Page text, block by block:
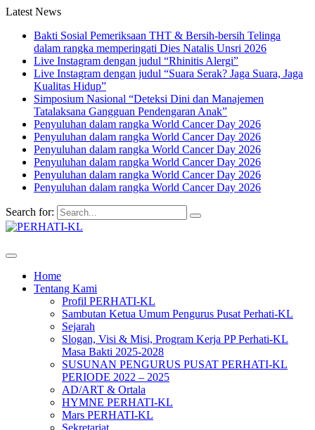
Latest News
Bakti Sosial Pemeriksaan THT & Bersih-bersih Telinga
dalam rangka memperingati Dies Natalis Unsri 2026
Live Instagram dengan judul “Rhinitis Alergi”
Live Instagram dengan judul “Suara Serak? Jaga Suara, Jaga
Kualitas Hidup”
Simposium Nasional “Deteksi Dini dan Manajemen
Tatalaksana Gangguan Pendengaran Anak”
Penyuluhan dalam rangka World Cancer Day 2026
Penyuluhan dalam rangka World Cancer Day 2026
Penyuluhan dalam rangka World Cancer Day 2026
Penyuluhan dalam rangka World Cancer Day 2026
Penyuluhan dalam rangka World Cancer Day 2026
Penyuluhan dalam rangka World Cancer Day 2026
Search for:
Home
Tentang Kami
Profil PERHATI-KL
Sambutan Ketua Umum Pengurus Pusat Perhati-KL
Sejarah
Slogan, Visi & Misi, Program Kerja PP Perhati-KL
Masa Bakti 2025-2028
SUSUNAN PENGURUS PUSAT PERHATI-KL
PERIODE 2022 – 2025
AD/ART & Ortala
HYMNE PERHATI-KL
Mars PERHATI-KL